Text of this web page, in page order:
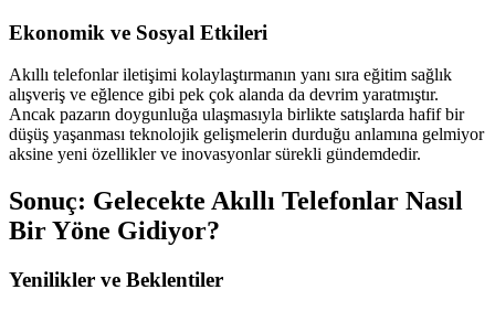
Ekonomik ve Sosyal Etkileri
Akıllı telefonlar iletişimi kolaylaştırmanın yanı sıra eğitim sağlık
alışveriş ve eğlence gibi pek çok alanda da devrim yaratmıştır.
Ancak pazarın doygunluğa ulaşmasıyla birlikte satışlarda hafif bir
düşüş yaşanması teknolojik gelişmelerin durduğu anlamına gelmiyor
aksine yeni özellikler ve inovasyonlar sürekli gündemdedir.
Sonuç: Gelecekte Akıllı Telefonlar Nasıl
Bir Yöne Gidiyor?
Yenilikler ve Beklentiler